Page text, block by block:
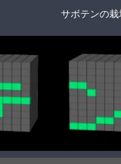
サボテンの